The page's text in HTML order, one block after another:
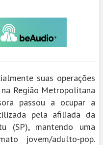
suas operações
Região Metropolitana
passou a ocupar a
pela afiliada da
(SP), mantendo uma
jovem/adulto-pop.